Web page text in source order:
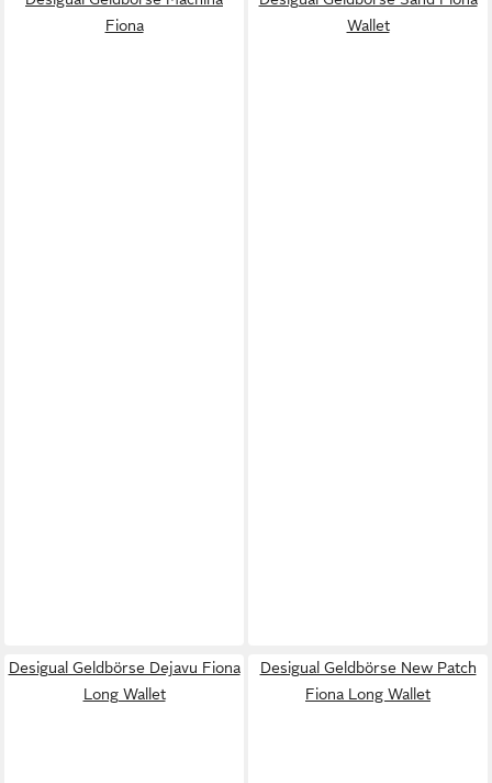
Fiona
Wallet
Desigual Geldbörse Dejavu Fiona
Long Wallet
Desigual Geldbörse New Patch
Fiona Long Wallet